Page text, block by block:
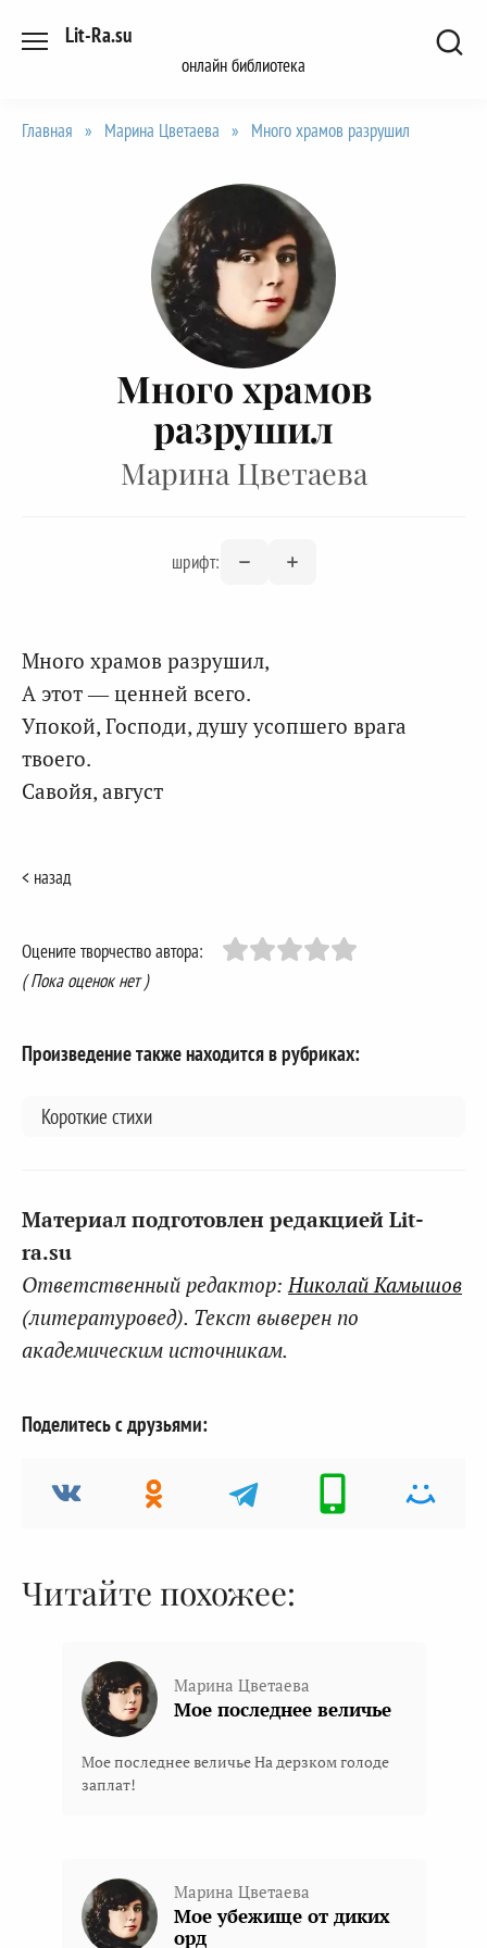
Lit-Ra.su
онлайн библиотека
Главная » Марина Цветаева » Много храмов разрушил
Много храмов
разрушил
Марина Цветаева
шрифт:
Много храмов разрушил,
А этот — ценней всего.
Упокой, Господи, душу усопшего врага
твоего.
Савойя, август
< назад
Оцените творчество автора:
( Пока оценок нет )
Произведение также находится в рубриках:
Короткие стихи
Материал подготовлен редакцией Lit-
ra.su
Ответственный редактор:Николай Камышов
(литературовед). Текст выверен по
академическим источникам.
Поделитесь с друзьями:
Читайте похожее:
Марина Цветаева
Мое последнее величье
Мое последнее величье На дерзком голоде
заплат!
Марина Цветаева
Мое убежище от диких
орд